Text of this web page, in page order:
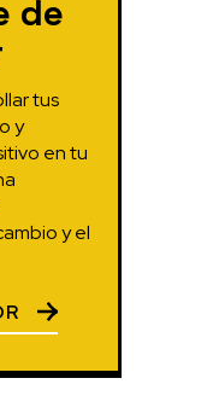
de
tus
y
en tu
y el